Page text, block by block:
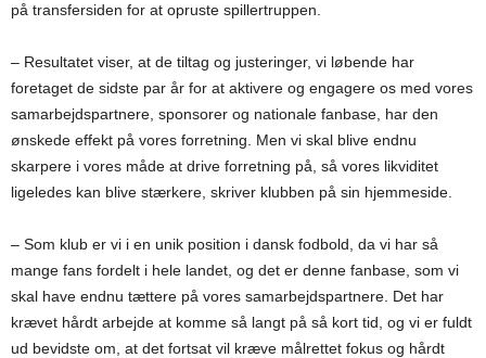
på transfersiden for at opruste spillertruppen.
– Resultatet viser, at de tiltag og justeringer, vi løbende har
foretaget de sidste par år for at aktivere og engagere os med vores
samarbejdspartnere, sponsorer og nationale fanbase, har den
ønskede effekt på vores forretning. Men vi skal blive endnu
skarpere i vores måde at drive forretning på, så vores likviditet
ligeledes kan blive stærkere, skriver klubben på sin hjemmeside.
– Som klub er vi i en unik position i dansk fodbold, da vi har så
mange fans fordelt i hele landet, og det er denne fanbase, som vi
skal have endnu tættere på vores samarbejdspartnere. Det har
krævet hårdt arbejde at komme så langt på så kort tid, og vi er fuldt
ud bevidste om, at det fortsat vil kræve målrettet fokus og hårdt